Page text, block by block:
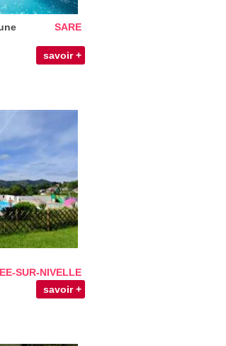
SARE
savoir +
SUR-NIVELLE
savoir +